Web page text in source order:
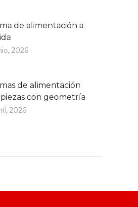
de alimentación a
2026
de alimentación
con geometría
2026